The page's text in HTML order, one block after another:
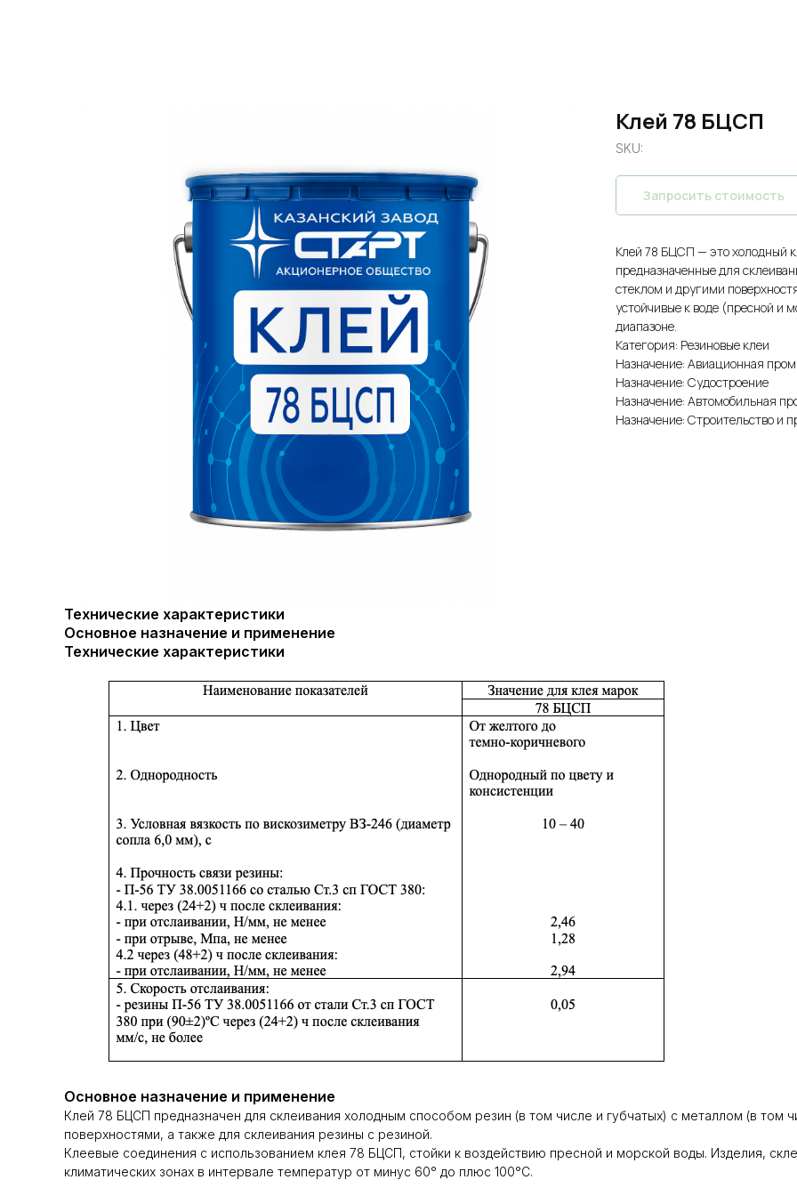
Клей 78 БЦСП
SKU:
Запросить стоимость
Клей 78 БЦСП — это холодный
предназначенные для
стеклом и другими
устойчивые к воде (пресной и
диапазоне.
Категория: Резиновые клеи
Назначение: Авиационная
Назначение: Судостроение
Назначение: Автомобильная
Назначение: Строительство и
Технические характеристики
Основное назначение и применение
Технические характеристики
Основное назначение и применение
Клей 78 БЦСП предназначен для склеивания холодным способом резин (в том числе и губчатых) с металлом (в том
поверхностями, а также для склеивания резины с резиной.
Клеевые соединения с использованием клея 78 БЦСП, стойки к воздействию пресной и морской воды. Изделия,
климатических зонах в интервале температур от минус 60° до плюс 100°C.